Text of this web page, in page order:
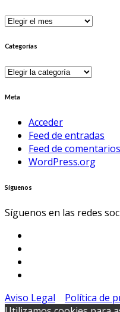
Archivo
Categorías
Categorías
Meta
Acceder
Feed de entradas
Feed de comentarios
WordPress.org
Síguenos
Síguenos en las redes
Aviso Legal Política de